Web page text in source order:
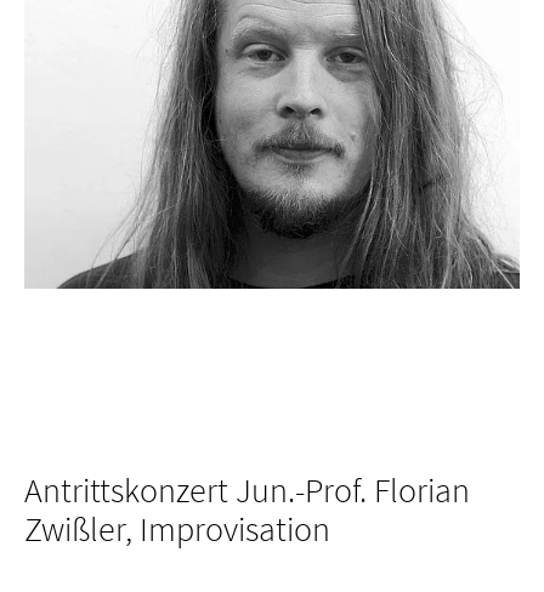
Antrittskonzert Jun.-Prof. Florian
Zwißler, Improvisation